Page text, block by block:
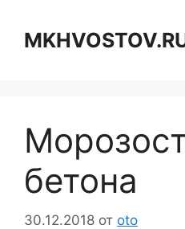
содержимому
бетона
30.12.2018 от oto